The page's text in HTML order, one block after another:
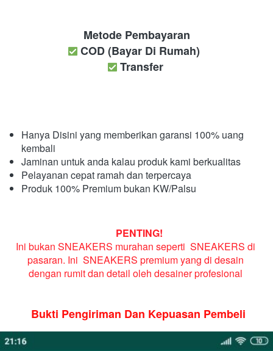
Metode Pembayaran
COD (Bayar Di Rumah)
Transfer
Hanya Disini yang memberikan garansi 100% uang
kembali
Jaminan untuk anda kalau produk kami berkualitas
Pelayanan cepat ramah dan terpercaya
Produk 100% Premium bukan KW/Palsu
PENTING!
Ini bukan SNEAKERS murahan seperti SNEAKERS di
pasaran. Ini SNEAKERS premium yang di desain
dengan rumit dan detail oleh desainer profesional
Bukti Pengiriman Dan Kepuasan Pembeli